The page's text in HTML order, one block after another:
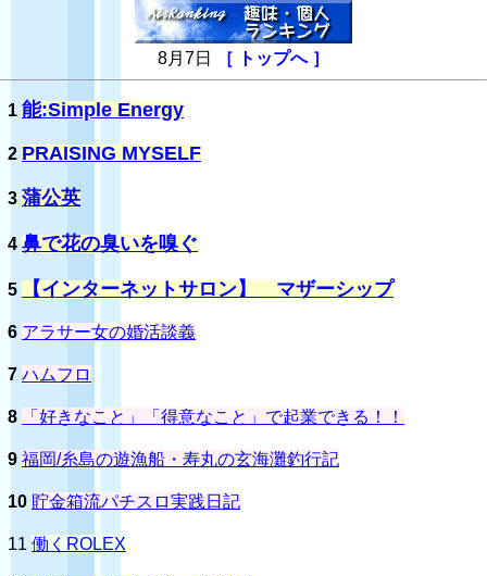
8月7日 ［ トップへ ］
1 能:Simple Energy
2 PRAISING MYSELF
3 蒲公英
4 鼻で花の臭いを嗅ぐ
5 【インターネットサロン】 マザーシップ
6 アラサー女の婚活談義
7 ハムフロ
8 「好きなこと」「得意なこと」で起業できる！！
9 福岡/糸島の遊漁船・寿丸の玄海灘釣行記
10 貯金箱流パチスロ実践日記
11 働くROLEX